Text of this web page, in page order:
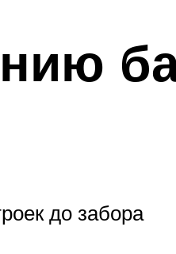
до забора